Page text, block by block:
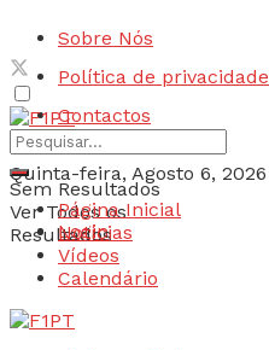
Sobre Nós
Política de privacidade
Contactos
Quinta-feira, Agosto 6, 2026
Login
Sem Resultados
Ver Todos os
Resultados
Página Inicial
Notícias
Vídeos
Calendário